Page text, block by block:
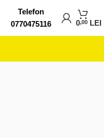
Telefon
0770475116
0,00 LEI